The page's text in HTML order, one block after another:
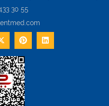
30 55